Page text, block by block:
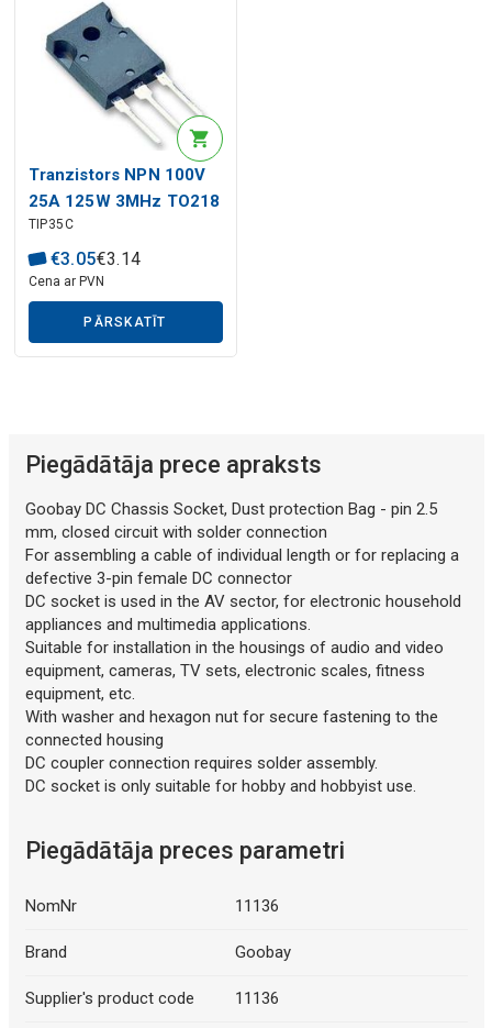
Tranzistors NPN 100V
25A 125W 3MHz TO218
TIP35C
€3.05€3.14
Cena ar PVN
PĀRSKATĪT
Piegādātāja prece apraksts
Goobay DC Chassis Socket, Dust protection Bag - pin 2.5
mm, closed circuit with solder connection
For assembling a cable of individual length or for replacing a
defective 3-pin female DC connector
DC socket is used in the AV sector, for electronic household
appliances and multimedia applications.
Suitable for installation in the housings of audio and video
equipment, cameras, TV sets, electronic scales, fitness
equipment, etc.
With washer and hexagon nut for secure fastening to the
connected housing
DC coupler connection requires solder assembly.
DC socket is only suitable for hobby and hobbyist use.
Piegādātāja preces parametri
NomNr 11136
Brand Goobay
Supplier's product code 11136